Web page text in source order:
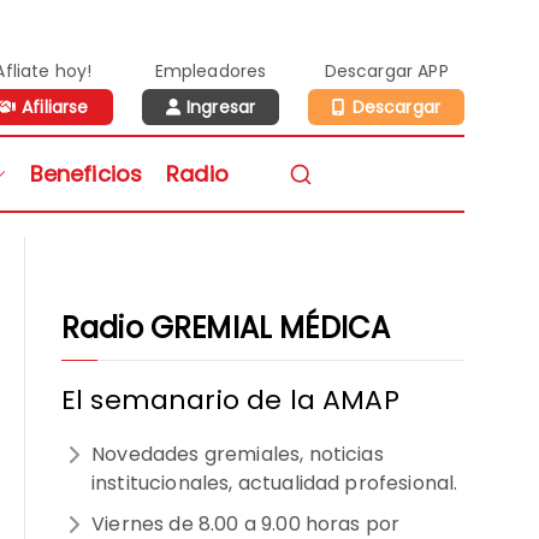
hoy!
Afiliarse
Empleadores
Ingresar
Descargar APP
Descargar
Médicos de la
Privada
Beneficios Radio
Radio GREMIAL MÉDICA
El semanario de la AMAP
Novedades gremiales, noticias
institucionales, actualidad profesional.
Viernes de 8.00 a 9.00 horas por